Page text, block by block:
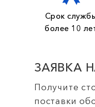
Срок
более 10
ЗАЯВКА
Получите
поставки